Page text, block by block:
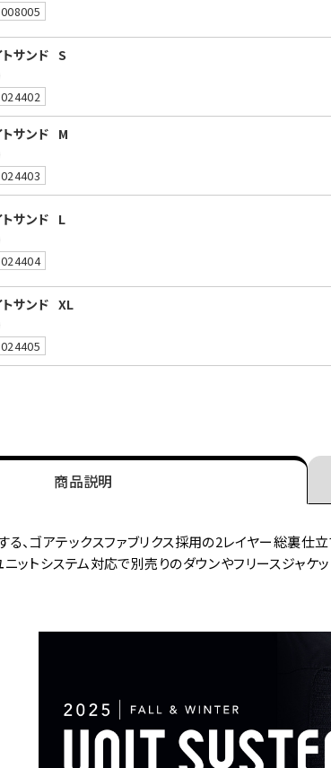
サンド S
サンド M
サンド L
サンド XL
商品説明
る、ゴアテックスファブリクス採用の2レイヤー総裏仕
ットシステム対応で別売りのダウンやフリースジャケ